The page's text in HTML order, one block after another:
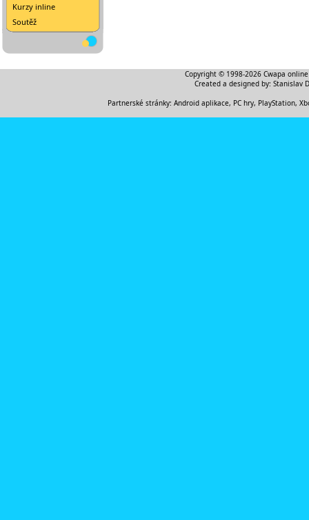
Kurzy inline
Soutěž
Copyright © 1998-2026 Cwapa
Created a designed by: Stanislav
Partnerské stránky: Android aplikace, PC hry, PlayStation,